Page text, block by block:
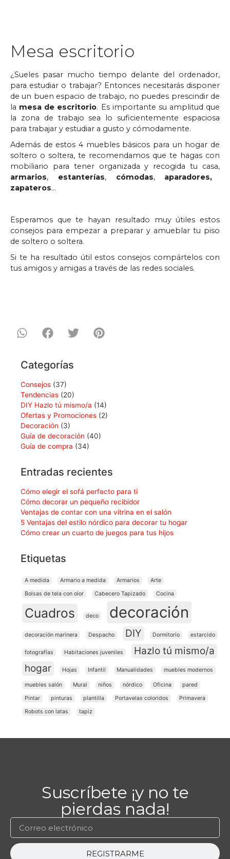
Mesa escritorio
¿Sueles pasar mucho tiempo delante del ordenador,
para estudiar o trabajar? Entonces necesitarás disponer
de un buen espacio de trabajo, no puedes prescindir de
la mesa de escritorio. Es importante su amplitud que
la zona de trabajo sea lo suficientemente espaciosa
para trabajar y estudiar a gusto y cómodamente.
Además de estos 4 muebles básicos para un hogar de
soltero o soltera, te recomendamos que te hagas con
mobiliario para tener organizada y recogida tu casa,
armarios, estanterías, cómodas, aparadores,
zapateros…
Esperamos que te hayan resultado muy útiles estos
consejos para empezar a preparar y amueblar tu piso
de soltero o soltera.
Si te ha resultado útil estos consejos compártelos con
tus amigos y amigas a través de las redes sociales.
Categorías
Consejos (37)
Tendencias (20)
DIY Hazlo tú mismo/a (14)
Ofertas y Promociones (2)
Decoración (3)
Guía de decoración (40)
Guía de compra (34)
Entradas recientes
Cómo elegir el sofá perfecto para ti
Cómo decorar un pequeño recibidor
Ventajas de contar con una vitrina en el salón
5 Ventajas del estilo nórdico para decorar tu hogar
Cómo crear un cuarto de juegos para tus hijos
Etiquetas
A medida Armario a medida Armarios
Arte
Bolsas de tela con olor
Cabecero Tapizado Cocina
Cuadros deco decoración
decoración marinera Despacho DIY Dormitorio estarcido
fotografías Habitaciones juveniles
Hazlo tú mismo/a
hogar
Hojas Infantil Manualidades muebles modernos
muebles salón Mural niños nórdico Oficina
pared
Pintar
pinturas plantilla Portavelas coloridos
Primavera
Robots con latas
tapiz
Suscríbete ¡y no te
pierdas nada!
REGISTRARME